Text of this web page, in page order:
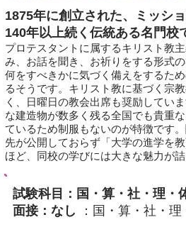
1875年に創立された、ミッシ
140年以上続く伝統ある名門校
プロテスタントに属するキリスト教
み、お話を聞き、お祈りをする形式
何をすべきかに気づく備えをするた
るそうです。キリスト教に基づく宗
く、日曜日の教会出席も奨励してい
な建造物が数多く残る全国でも貴重
ているため制服もないのが特徴です
先が公開しておらず「大学の進学を
ほど、同校の学びには大きな魅力が詰
試験科目：国・算・社・理・
面接：なし
：国・算・社・